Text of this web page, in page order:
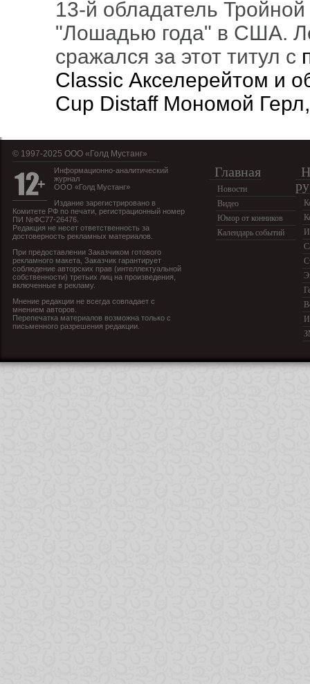
13-й обладатель
"Лошадью года" в США.
сражался за этот титул с
Classic Акселерейтом и
Cup Distaff Мономой
© 1997-2025 OOO «Голд Мустанг»
Информационно-аналитический
журнал
ООО «Голд Мустанг»
Издание зарегистрировано в
Комитете РФ по печати, регистрационный номер
ПИ №ФС77-26476.
Редакция не несет ответственность за
достоверность рекламных материалов.
При предоставлении Заказчиком готового
рекламного макета, Заказчик гарантирует
соблюдение авторских прав (интеллектуальной
собственности) третьих лиц на произведения,
включенные в рекламу.
Мнение редакции не всегда совпадает с
мнением авторов.
Перепечатка материалов возможна только с
письменного разрешения редакции.
Главная
Новости
Видео
Юмор от конников
Календарь событий